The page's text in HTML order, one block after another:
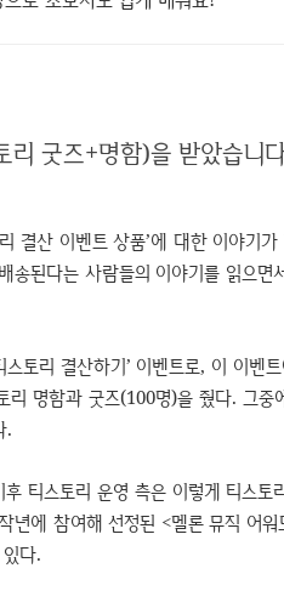
굿즈+명함)을 받았습니
결산 이벤트 상품’에 대한 이야기
된다는 사람들의 이야기를 읽으면
토리 결산하기’ 이벤트로, 이 이벤
명함과 굿즈(100명)을 줬다. 그중
.
티스토리 운영 측은 이렇게 티스토
에 참여해 선정된 <멜론 뮤직 어
다.